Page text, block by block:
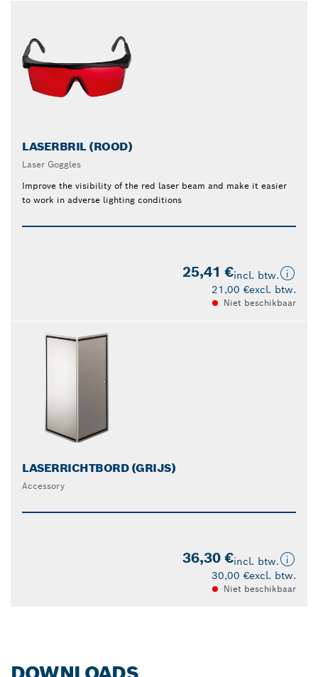
LASERBRIL (ROOD)
Laser Goggles
Improve the visibility of the red laser beam and make it easier
to work in adverse lighting conditions
25,41 €incl. btw.
21,00 €excl. btw.
Niet beschikbaar
LASERRICHTBORD (GRIJS)
Accessory
36,30 €incl. btw.
30,00 €excl. btw.
Niet beschikbaar